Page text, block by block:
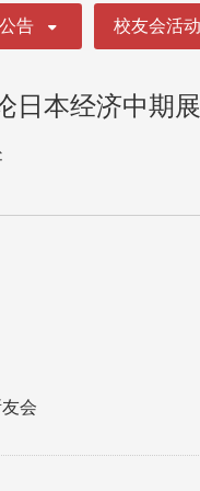
告 校友会活动
日本经济中期
会